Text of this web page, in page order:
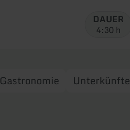
DAUER
4:30 h
Gastronomie Unterkünfte